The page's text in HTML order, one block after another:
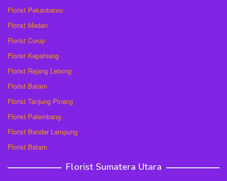
Florist Pekanbanru
Florist Medan
Florist Curup
Florist Kepahiang
Florist Rejang Lebong
Florist Batam
Florist Tanjung Pinang
Florist Palembang
Florist Bandar Lampung
Florist Batam
Florist Sumatera Utara